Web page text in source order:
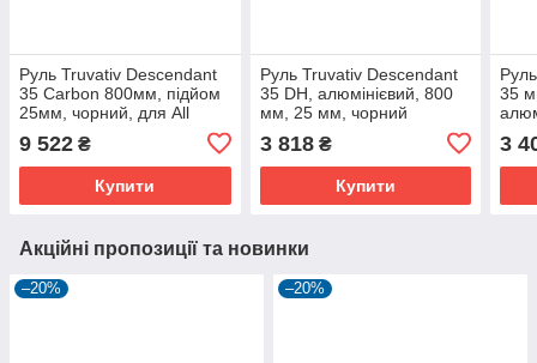
Руль Truvativ Descendant
35 Carbon 800мм, підйом
25мм, чорний, для All
9 522 ₴
Купити
Руль Truvativ Descendant
35 DH, алюмінієвий, 800
мм, 25 мм, чорний
3 818₴
Купити
35
3
Акційні пропозиції та новинки
–20% –20%